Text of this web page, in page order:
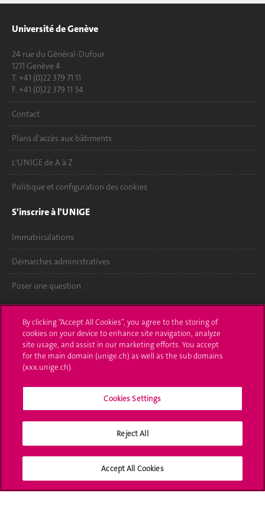
Université de Genève
24 rue du Général-Dufour
1211 Genève 4
T. +41 (0)22 379 71 11
F. +41 (0)22 379 11 34
Contact
Plans d'accès aux bâtiments
L'UNIGE de A à Z
Politique et configuration des cookies
S'inscrire à l'UNIGE
Immatriculations
Démarches administratives
Poser une question
UNIGE Mobile
Médias
Offres d'emploi
Bibliothèque
Médias sociaux UNIGE
By clicking “Accept All Cookies”, you agree to the storing of
cookies on your device to enhance site navigation, analyze
site usage, and assist in our marketing efforts. You accept
for the main domain (unige.ch) as well as the sub domains
(xxx.unige.ch).
Cookies Settings
Reject All
Accept All Cookies